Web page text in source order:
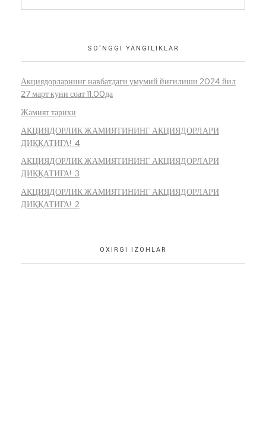
SO’NGGI YANGILIKLAR
Акциядорларнинг навбатдаги умумий йиғилиши 2024 йил
27 март куни соат 11.00да
Жамият тарихи
АКЦИЯДОРЛИК ЖАМИЯТИНИНГ АКЦИЯДОРЛАРИ
ДИҚҚАТИГА! 4
АКЦИЯДОРЛИК ЖАМИЯТИНИНГ АКЦИЯДОРЛАРИ
ДИҚҚАТИГА! 3
АКЦИЯДОРЛИК ЖАМИЯТИНИНГ АКЦИЯДОРЛАРИ
ДИҚҚАТИГА! 2
OXIRGI IZOHLAR